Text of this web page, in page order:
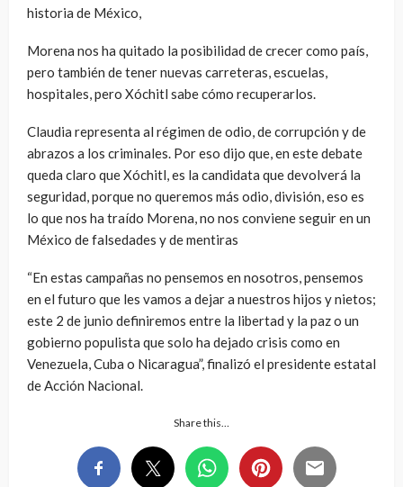
historia de México,
Morena nos ha quitado la posibilidad de crecer como país,
pero también de tener nuevas carreteras, escuelas,
hospitales, pero Xóchitl sabe cómo recuperarlos.
Claudia representa al régimen de odio, de corrupción y de
abrazos a los criminales. Por eso dijo que, en este debate
queda claro que Xóchitl, es la candidata que devolverá la
seguridad, porque no queremos más odio, división, eso es
lo que nos ha traído Morena, no nos conviene seguir en un
México de falsedades y de mentiras
“En estas campañas no pensemos en nosotros, pensemos
en el futuro que les vamos a dejar a nuestros hijos y nietos;
este 2 de junio definiremos entre la libertad y la paz o un
gobierno populista que solo ha dejado crisis como en
Venezuela, Cuba o Nicaragua”, finalizó el presidente estatal
de Acción Nacional.
Share this…